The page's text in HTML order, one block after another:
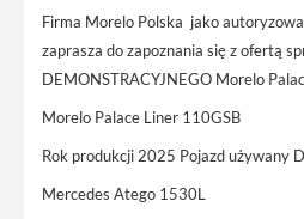
Firma Morelo Polska jako
zaprasza do zapoznania się z ofertą
DEMONSTRACYJNEGO Morelo
Morelo Palace Liner 110GSB
Rok produkcji 2025 Pojazd używany
Mercedes Atego 1530L